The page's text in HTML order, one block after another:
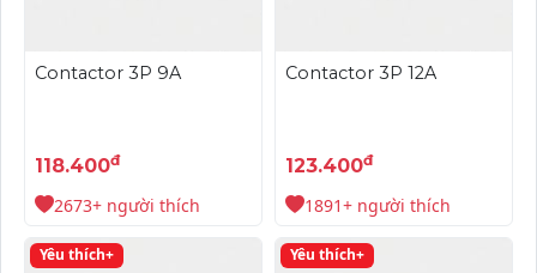
Contactor 3P 9A
118.400đ
2673+ người thích
Contactor 3P 12A
123.400đ
1891+ người thích
Yêu thích+ Yêu thích+